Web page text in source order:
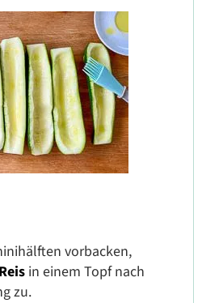
vorbacken,
Reis in einem Topf nach
zu.